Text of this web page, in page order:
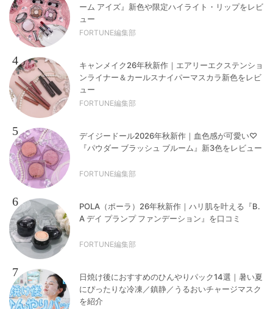
ーム アイズ』新色や限定ハイライト・リップをレビ
ュー
FORTUNE編集部
4
キャンメイク26年秋新作｜エアリーエクステンショ
ンライナー＆カールスナイパーマスカラ新色をレビ
ュー
FORTUNE編集部
5
デイジードール2026年秋新作｜血色感が可愛い♡
『パウダー ブラッシュ ブルーム』新3色をレビュー
FORTUNE編集部
6
POLA（ポーラ）26年秋新作｜ハリ肌を叶える『B.
A デイ プランプ ファンデーション』を口コミ
FORTUNE編集部
7
日焼け後におすすめのひんやりパック14選｜暑い夏
にぴったりな冷凍／鎮静／うるおいチャージマスク
を紹介